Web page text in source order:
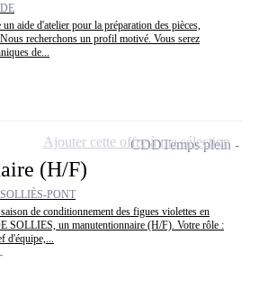
aide d'atelier pour la préparation des pièces,
recherchons un profil motivé. Vous serez
de...
(H/F)
PONT
de conditionnement des figues violettes en
SOLLIES, un manutentionnaire (H/F). Votre rôle :
d'équipe,...
CDDTemps plein
Ajouter cette offre à ma sélection